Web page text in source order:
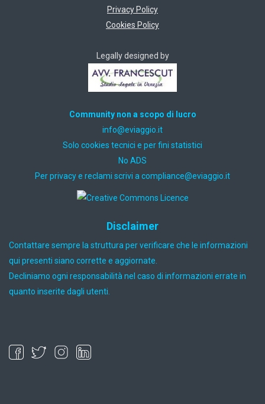
Privacy Policy
Cookies Policy
Legally designed by
Community non a scopo di lucro
ti.oiggaive@ofni
Solo cookies tecnici e per fini statistici
No ADS
Per privacy e reclami scrivi a ti.oiggaive@ecnailpmoc
Disclaimer
Contattare sempre la struttura per verificare che le informazioni
qui presenti siano corrette e aggiornate.
Decliniamo ogni responsabilità nel caso di informazioni errate in
quanto inserite dagli utenti.